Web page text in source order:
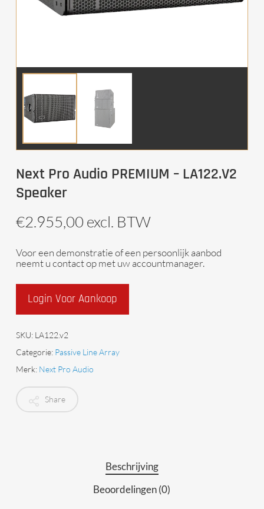
Next Pro Audio PREMIUM – LA122.V2
Speaker
€2.955,00 excl. BTW
Voor een demonstratie of een persoonlijk aanbod
neemt u contact op met uw accountmanager.
Login Voor Aankoop
SKU: LA122.v2
Categorie: Passive Line Array
Merk: Next Pro Audio
Share
Beschrijving
Beoordelingen (0)